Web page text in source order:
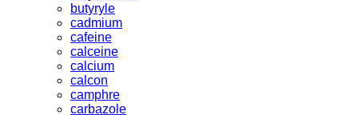
butyryle
cadmium
cafeine
calceine
calcium
calcon
camphre
carbazole